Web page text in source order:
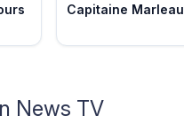
Capitaine Marleau
News TV